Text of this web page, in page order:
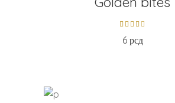
6 рсд
ADD TO CART